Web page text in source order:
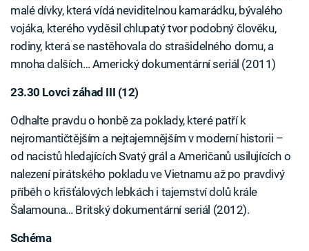
malé dívky, která vídá neviditelnou kamarádku, bývalého
vojáka, kterého vyděsil chlupatý tvor podobný člověku,
rodiny, která se nastěhovala do strašidelného domu, a
mnoha dalších… Americký dokumentární seriál (2011)
23.30 Lovci záhad III (12)
Odhalte pravdu o honbě za poklady, které patří k
nejromantičtějším a nejtajemnějším v moderní historii –
od nacistů hledajících Svatý grál a Američanů usilujících o
nalezení pirátského pokladu ve Vietnamu až po pravdivý
příběh o křišťálových lebkách i tajemství dolů krále
Šalamouna… Britský dokumentární seriál (2012).
Schéma